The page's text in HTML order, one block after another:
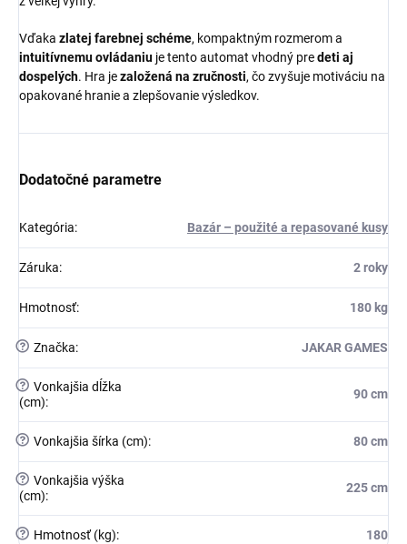
Vďaka zlatej farebnej schéme, kompaktným rozmerom a
intuitívnemu ovládaniu je tento automat vhodný predeti aj
dospelých. Hra jezaložená na zručnosti, čo zvyšuje motiváciu na
opakované hranie a zlepšovanie výsledkov.
Dodatočné parametre
Kategória: Bazár – použité a repasované kusy
Záruka: 2 roky
Hmotnosť: 180 kg
? Značka: JAKAR GAMES
? Vonkajšia dĺžka
(cm):
90 cm
? Vonkajšia šírka (cm): 80 cm
? Vonkajšia výška
(cm):
225 cm
? Hmotnosť (kg): 180